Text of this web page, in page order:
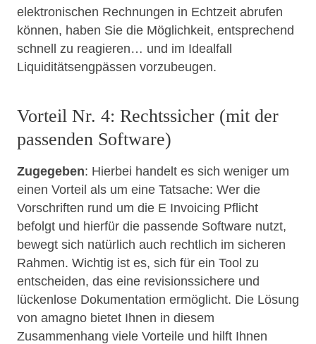
elektronischen Rechnungen in Echtzeit abrufen
können, haben Sie die Möglichkeit, entsprechend
schnell zu reagieren… und im Idealfall
Liquiditätsengpässen vorzubeugen.
Vorteil Nr. 4: Rechtssicher (mit der
passenden Software)
Zugegeben: Hierbei handelt es sich weniger um
einen Vorteil als um eine Tatsache: Wer die
Vorschriften rund um die E Invoicing Pflicht
befolgt und hierfür die passende Software nutzt,
bewegt sich natürlich auch rechtlich im sicheren
Rahmen. Wichtig ist es, sich für ein Tool zu
entscheiden, das eine revisionssichere und
lückenlose Dokumentation ermöglicht. Die Lösung
von amagno bietet Ihnen in diesem
Zusammenhang viele Vorteile und hilft Ihnen